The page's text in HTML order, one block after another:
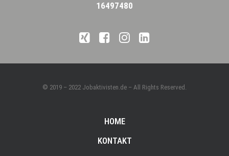
16497480
© 2019 – 2022 Jobaktivisten.de – All Rights Reserved.
HOME
KONTAKT